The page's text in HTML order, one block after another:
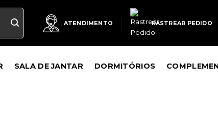
ATENDIMENTO RASTREAR PEDIDO
SALA DE JANTAR DORMITÓRIOS